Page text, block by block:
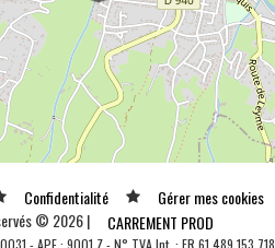
Confidentialité
Gérer mes cookies
© 2026 |
CARREMENT PROD
- APE : 9001 Z - N° TVA Int. : FR 61 489 153 718